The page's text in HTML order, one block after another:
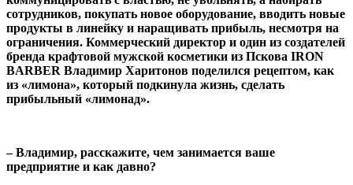
сотрудников, покупать новое оборудование, вводить новые
продукты в линейку и наращивать прибыль, несмотря на
ограничения. Коммерческий директор и один из создателей
бренда крафтовой мужской косметики из Пскова IRON
BARBER Владимир Харитонов поделился рецептом, как
из «лимона», который подкинула жизнь, сделать
прибыльный «лимонад».
– Владимир, расскажите, чем занимается ваше
предприятие и как давно?